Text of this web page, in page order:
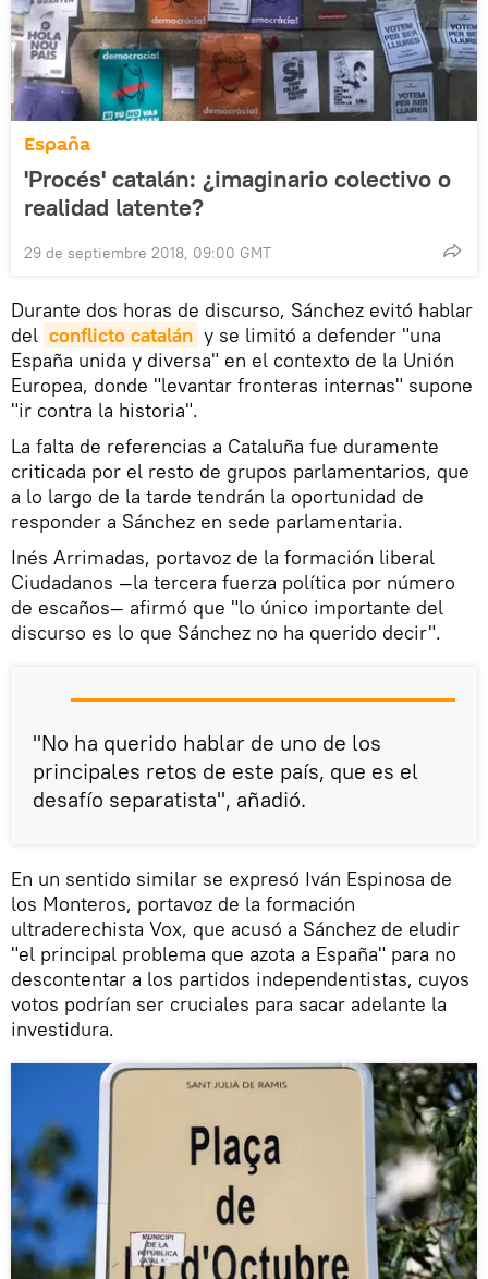
España
'Procés' catalán: ¿imaginario colectivo o
realidad latente?
29 de septiembre 2018, 09:00 GMT
Durante dos horas de discurso, Sánchez evitó hablar
del conflicto catalán y se limitó a defender "una
España unida y diversa" en el contexto de la Unión
Europea, donde "levantar fronteras internas" supone
"ir contra la historia".
La falta de referencias a Cataluña fue duramente
criticada por el resto de grupos parlamentarios, que
a lo largo de la tarde tendrán la oportunidad de
responder a Sánchez en sede parlamentaria.
Inés Arrimadas, portavoz de la formación liberal
Ciudadanos —la tercera fuerza política por número
de escaños— afirmó que "lo único importante del
discurso es lo que Sánchez no ha querido decir".
"No ha querido hablar de uno de los
principales retos de este país, que es el
desafío separatista", añadió.
En un sentido similar se expresó Iván Espinosa de
los Monteros, portavoz de la formación
ultraderechista Vox, que acusó a Sánchez de eludir
"el principal problema que azota a España" para no
descontentar a los partidos independentistas, cuyos
votos podrían ser cruciales para sacar adelante la
investidura.